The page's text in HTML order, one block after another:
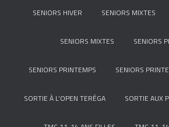
SENIORS HIVER SENIORS MIXTES
SENIORS MIXTES SENIORS
SENIORS PRINTEMPS SENIORS
SORTIE À L’OPEN TERÉGA SORTIE AUX